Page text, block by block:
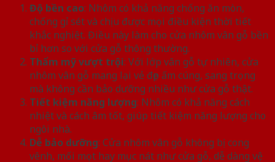
Độ bền cao: Nhôm có khả năng chống ăn mòn,
chống gỉ sét và chịu được mọi điều kiện thời tiết
khắc nghiệt. Điều này làm cho cửa nhôm vân gỗ bền
bỉ hơn so với cửa gỗ thông thường.
Thẩm mỹ vượt trội: Với lớp vân gỗ tự nhiên, cửa
nhôm vân gỗ mang lại vẻ đẹp ấm cúng, sang trọng
mà không cần bảo dưỡng nhiều như cửa gỗ thật.
Tiết kiệm năng lượng: Nhôm có khả năng cách
nhiệt và cách âm tốt, giúp tiết kiệm năng lượng cho
ngôi nhà.
Dễ bảo dưỡng: Cửa nhôm vân gỗ không bị cong
vênh, mối mọt hay mục nát như cửa gỗ, dễ dàng vệ